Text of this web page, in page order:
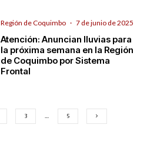
Región de Coquimbo · 7 de junio de 2025
Atención: Anuncian lluvias para
la próxima semana en la Región
de Coquimbo por Sistema
Frontal
3 … 5